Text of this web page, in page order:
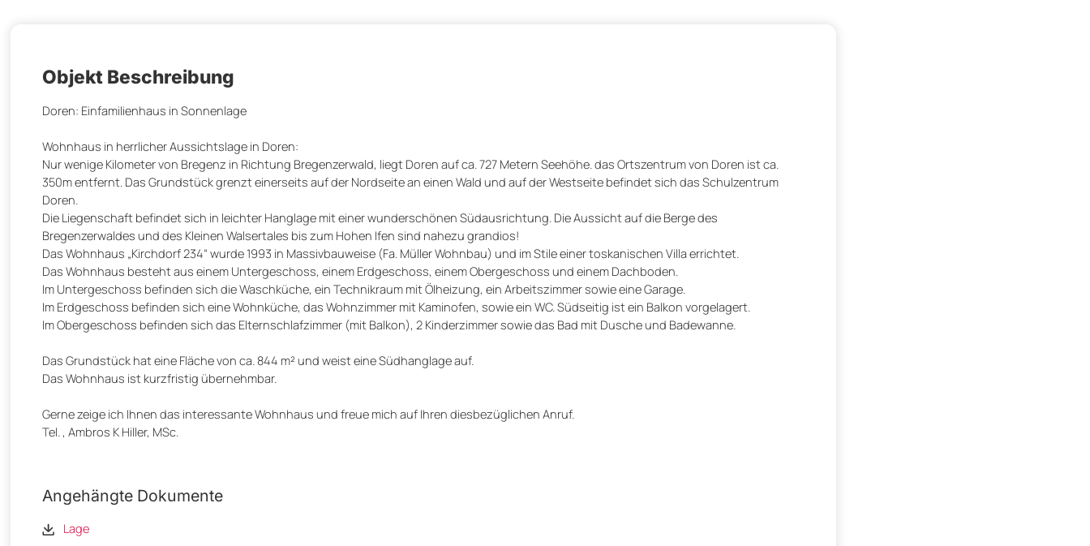
Objekt Beschreibung
Doren: Einfamilienhaus in Sonnenlage
Wohnhaus in herrlicher Aussichtslage in Doren:
Nur wenige Kilometer von Bregenz in Richtung Bregenzerwald, liegt Doren auf ca. 727 Metern Seehöhe. das Ortszentrum von Doren ist ca.
350m entfernt. Das Grundstück grenzt einerseits auf der Nordseite an einen Wald und auf der Westseite befindet sich das Schulzentrum
Doren.
Die Liegenschaft befindet sich in leichter Hanglage mit einer wunderschönen Südausrichtung. Die Aussicht auf die Berge des
Bregenzerwaldes und des Kleinen Walsertales bis zum Hohen Ifen sind nahezu grandios!
Das Wohnhaus „Kirchdorf 234“ wurde 1993 in Massivbauweise (Fa. Müller Wohnbau) und im Stile einer toskanischen Villa errichtet.
Das Wohnhaus besteht aus einem Untergeschoss, einem Erdgeschoss, einem Obergeschoss und einem Dachboden.
Im Untergeschoss befinden sich die Waschküche, ein Technikraum mit Ölheizung, ein Arbeitszimmer sowie eine Garage.
Im Erdgeschoss befinden sich eine Wohnküche, das Wohnzimmer mit Kaminofen, sowie ein WC. Südseitig ist ein Balkon vorgelagert.
Im Obergeschoss befinden sich das Elternschlafzimmer (mit Balkon), 2 Kinderzimmer sowie das Bad mit Dusche und Badewanne.
Das Grundstück hat eine Fläche von ca. 844 m² und weist eine Südhanglage auf.
Das Wohnhaus ist kurzfristig übernehmbar.
Gerne zeige ich Ihnen das interessante Wohnhaus und freue mich auf Ihren diesbezüglichen Anruf.
Tel. , Ambros K Hiller, MSc.
Angehängte Dokumente
Lage